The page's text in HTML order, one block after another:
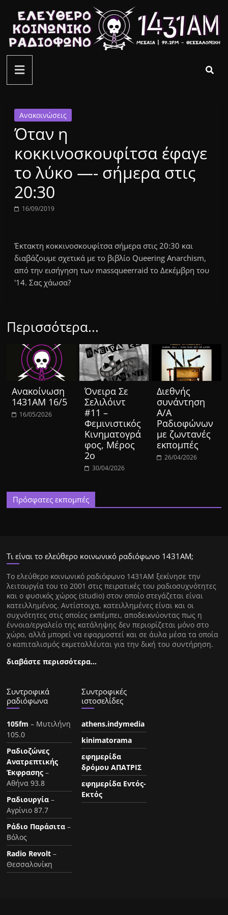
περιεχόμενο
ελεύθερο
κοινωνικό
ραδιόφωνο
1431AM
Ανακοινώσεις
Όταν η
κοκκινοσκουφίτσα έφαγε
το λύκο —- σήμερα στις
20:30
16/09/2019
Έκτακτη κοκκινοσκουφίτσα σήμερα στις 20:30 και
διαβάζουμε σχετικά με το βιβλίο Queering Anarchism,
από την εισήγηση των massqueerraid το Δεκέμβρη του
'14. Σας χάωσα?
Περισσότερα...
Ανακοίνωση
1431ΑΜ 16/5
16/05/2026
Όνειρα Σε
Σελιλόιντ
#11 –
Φεμινιστικός
Κινηματογρά
φος, Μέρος
2ο
30/04/2026
Διεθνής
συνάντηση
Α/Α
Ραδιοφώνων
με ζωντανές
εκπομπές
26/04/2026
Πρόσφατες εκπομπές
Τι είναι το ελεύθερο κοινωνικό ραδιόφωνο 1431ΑΜ;
Tο ελεύθερο κοινωνικό ραδιόφωνο 1431AM ξεκίνησε την
λειτουργία του το 2001 στις πειρατικές του ραδιοσυχνότητες
και ο φυσικός χώρος (studio) στον οποίο στεγάζεται είναι
κατειλλημένος. Αντίστοιχα, κατειλλημένες είναι και οι
συχνότητες στις οποίες εκπέμπει, αποδεικνύοντας πως η
έννοια/εργαλείο της κατάληψης δεν περιορίζεται μόνο στο
χώρο, αλλά μπορεί να εφαρμοστεί και σε άυλα μέσα τα οποία
ο καπιταλισμός εκμεταλλέυται για την δική του συντήρηση.
διαβάστε περισσότερα…
Συντροφικά
ραδιόφωνα
105fm – Μυτιλήνη
105.0
Ραδιοζώνες
Ανατρεπτικής
Έκφρασης –
Αθήνα 93.8
Ραδιουργία –
Αγρίνιο 87.7
Ράδιο Παράσιτα –
Βόλος
Radio Revolt –
Θεσσαλονίκη
Συντροφικές
ιστοσελίδες
athens.indymedia
kinimatorama
εφημερίδα
δρόμου ΑΠΑΤΡΙΣ
εφημερίδα Εντός-
Εκτός